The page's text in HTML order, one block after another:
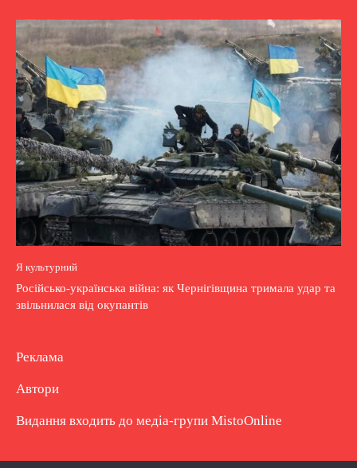
Я культурний
Російсько-українська війна: як Чернігівщина тримала удар та
звільнилася від окупантів
Реклама
Автори
Видання входить до медіа-групи MistoOnline